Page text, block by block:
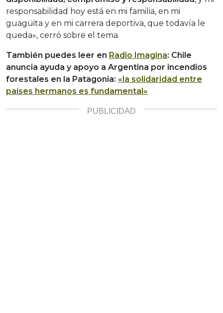
responsabilidad hoy está en mi familia, en mi
guagüita y en mi carrera deportiva, que todavía le
queda», cerró sobre el tema.
También puedes leer en Radio Imagina: Chile
anuncia ayuda y apoyo a Argentina por incendios
forestales en la Patagonia: «la solidaridad entre
países hermanos es fundamental»